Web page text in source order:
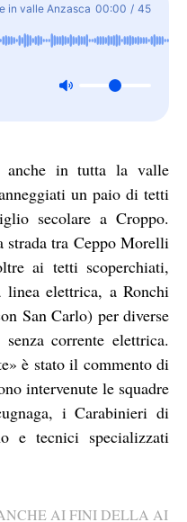
in valle Anzasca 00:00 / 45
anche in tutta la valle
un paio di tetti
secolare a Croppo.
strada tra Ceppo Morelli
ai tetti scoperchiati,
elettrica, a Ronchi
San Carlo) per diverse
corrente elettrica.
è stato il commento di
intervenute le squadre
i Carabinieri di
e tecnici specializzati
AI FINI DELLA AI